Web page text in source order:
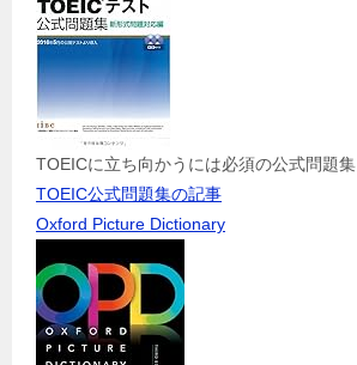
TOEICに立ち向かうには必須の公式問題集
TOEIC公式問題集の記事
Oxford Picture Dictionary